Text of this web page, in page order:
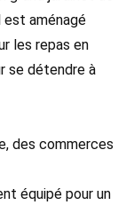
est aménagé
les repas en
se détendre à
des commerces
équipé pour un